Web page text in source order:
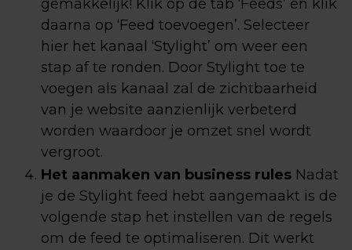
gemakkelijk! Klik op de tab ‘Feeds’ en klik
daarna op ‘Feed toevoegen’. Selecteer
hier het kanaal ‘Stylight’ om weer een
stap af te ronden. Door Stylight toe te
voegen als kanaal zal de zichtbaarheid
van je website aanzienlijk verbeterd
worden waardoor je omzet snel wordt
vergroot.
Het aanmaken van business rules Nadat
je de Stylight feed hebt aangemaakt is de
volgende stap het instellen van de regels
om de feed te optimaliseren. Dit werkt